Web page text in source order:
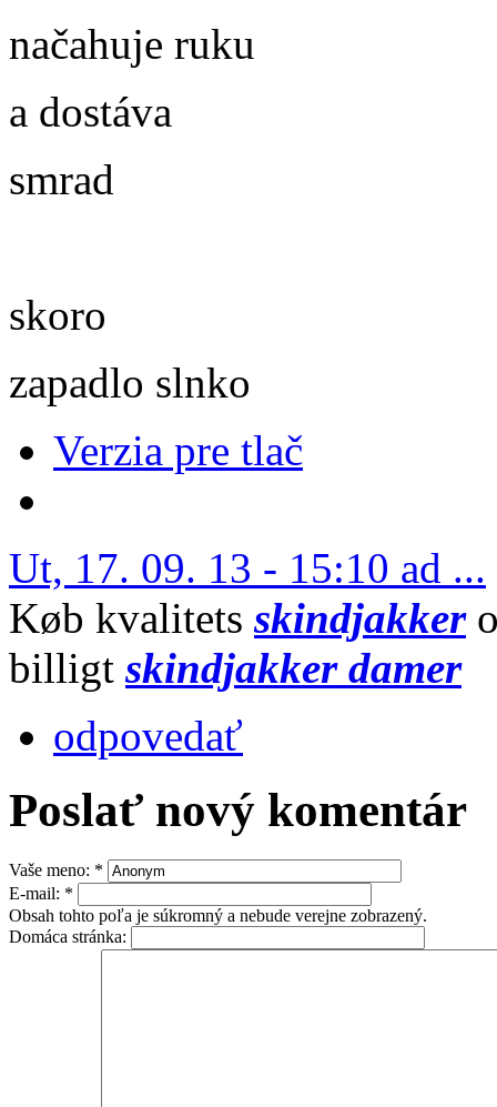
načahuje ruku
a dostáva
smrad
skoro
zapadlo slnko
Verzia pre tlač
Ut, 17. 09. 13 - 15:10 ad ...
Køb kvalitetsskindjakker
billigtskindjakker damer
odpovedať
Poslať nový komentár
Vaše meno: *
E-mail: *
Obsah tohto poľa je súkromný a nebude verejne zobrazený.
Domáca stránka: